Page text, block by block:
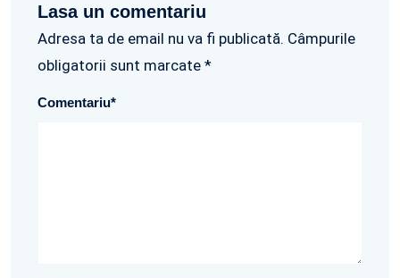
Lasa un comentariu
Adresa ta de email nu va fi publicată. Câmpurile
obligatorii sunt marcate *
Comentariu*